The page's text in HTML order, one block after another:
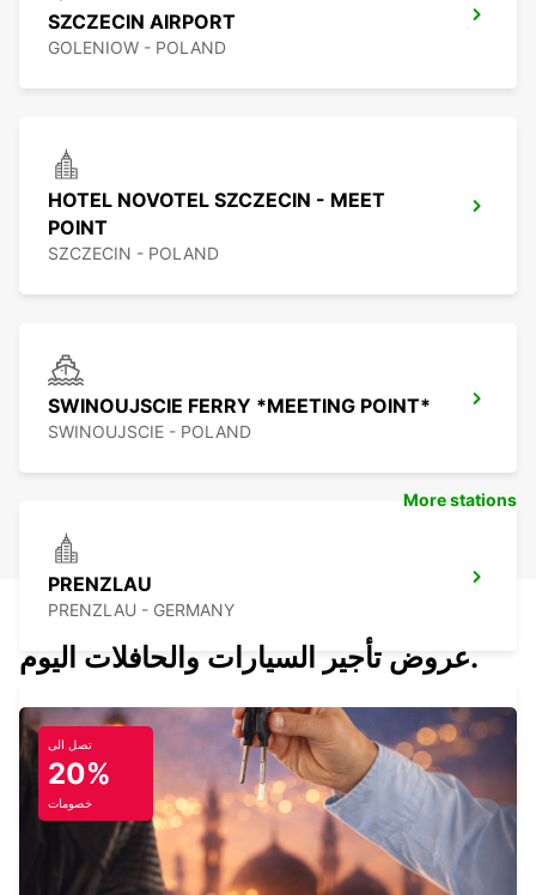
SZCZECIN AIRPORT
GOLENIOW - POLAND
HOTEL NOVOTEL SZCZECIN - MEET
POINT
SZCZECIN - POLAND
SWINOUJSCIE FERRY *MEETING POINT*
SWINOUJSCIE - POLAND
PRENZLAU
PRENZLAU - GERMANY
NEUBRANDENBURG
NEUBRANDENBURG - GERMANY
More stations
عروض تأجير السيارات والحافلات اليوم.
تصل الى
20%
خصومات